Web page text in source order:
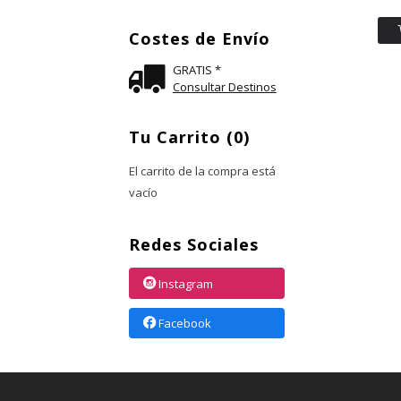
Costes de Envío
GRATIS *
Consultar Destinos
Tu Carrito (0)
El carrito de la compra está
vacío
Redes Sociales
Instagram
Facebook